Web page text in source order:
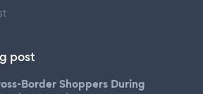
post
Border Shoppers During